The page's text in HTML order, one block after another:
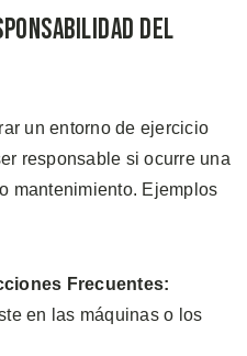
del
un entorno de ejercicio
responsable si ocurre una
mantenimiento. Ejemplos
Frecuentes:
en las máquinas o los